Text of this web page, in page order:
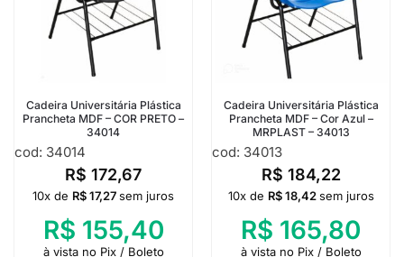
Cadeira Universitária Plástica
Prancheta MDF – COR PRETO –
34014
cod: 34014
R$ 172,67
10x de R$17,27sem juros
R$ 155,40
à vista no Pix / Boleto
Cadeira Universitária Plástica
Prancheta MDF – Cor Azul –
MRPLAST – 34013
cod: 34013
R$ 184,22
10x de R$18,42 sem juros
R$ 165,80
à vista no Pix / Boleto